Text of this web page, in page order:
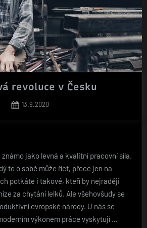
revoluce v Česku
Posted
13.9.2020
jako levná a kvalitní pracovní síla.
to o sobě může říct, přece jen na
potkáte i takové, kteří by nejraději
za chytání lelků. Ale všehovšudy se
evropské národy. U nás se
výkonem práce vyskytují …